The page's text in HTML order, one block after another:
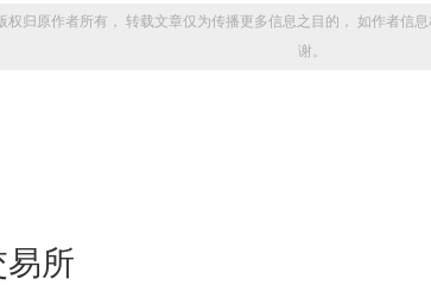
权归原作者所有， 转载文章仅为传播更多信息之目的， 如作者信
谢。
易所